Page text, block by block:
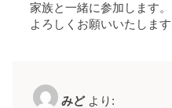
家族と一緒に参加します。
よろしくお願いいたします
みど より: